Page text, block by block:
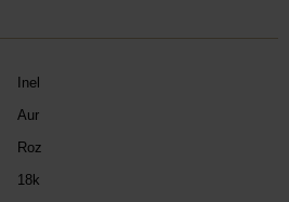
Inel
Aur
Roz
18k